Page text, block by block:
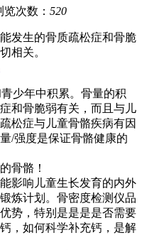
次数： 520
发生的骨质疏松症和骨脆
相关。
少年中积累。骨量的积
和骨脆弱有关，而且与儿
松症与儿童骨骼疾病有因
/强度是保证骨骼健康的
骨骼！
影响儿童生长发育的内外
炼计划。骨密度检测仪品
势，特别是是是是否需要
，如何科学补充钙，是解